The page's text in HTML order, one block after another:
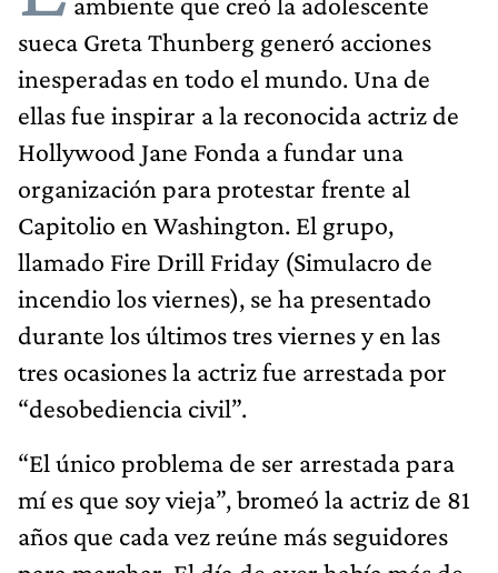
sueca Greta Thunberg generó acciones
inesperadas en todo el mundo. Una de
ellas fue inspirar a la reconocida actriz de
Hollywood Jane Fonda a fundar una
organización para protestar frente al
Capitolio en Washington. El grupo,
llamado Fire Drill Friday (Simulacro de
incendio los viernes), se ha presentado
durante los últimos tres viernes y en las
tres ocasiones la actriz fue arrestada por
“desobediencia civil”.
“El único problema de ser arrestada para
mí es que soy vieja”, bromeó la actriz de 81
años que cada vez reúne más seguidores